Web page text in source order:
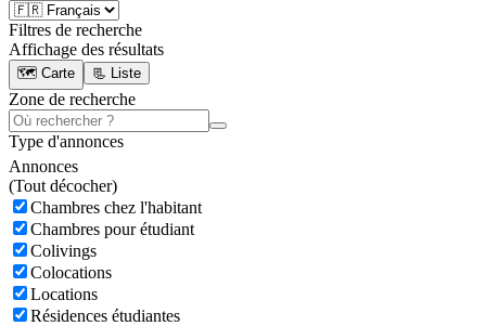
Filtres de recherche
Affichage des résultats
🗺️ Carte 📃 Liste
Zone de recherche
Type d'annonces
Annonces
(Tout décocher)
Chambres chez l'habitant
Chambres pour étudiant
Colivings
Colocations
Locations
Résidences étudiantes